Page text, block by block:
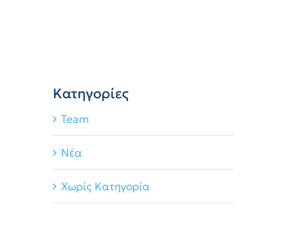
Kατηγορίες
Team
Νέα
Χωρίς Κατηγορία